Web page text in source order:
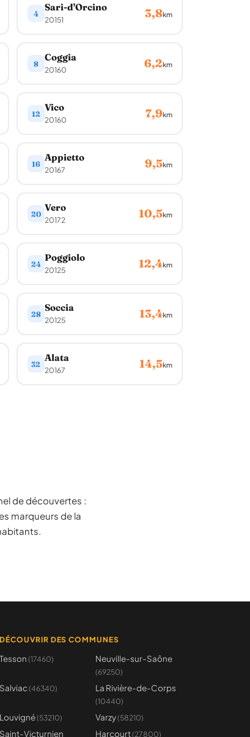
4
Sari-d'Orcino
20151 3,8km
8
Coggia
20160 6,2km
12
Vico
20160 7,9km
16
Appietto
20167 9,5km
20
Vero
20172 10,5km
24
Poggiolo
20125 12,4km
28
Soccia
20125 13,4km
32
Alata
20167 14,5km
de découvertes :
marqueurs de la
DÉCOUVRIR DES COMMUNES
Tesson (17460) Neuville-sur-Saône
(69250)
Salviac (46340) La Rivière-de-Corps
(10440)
Louvigné(53210) Varzy(58210)
Saint-Victurnien Harcourt(27800)